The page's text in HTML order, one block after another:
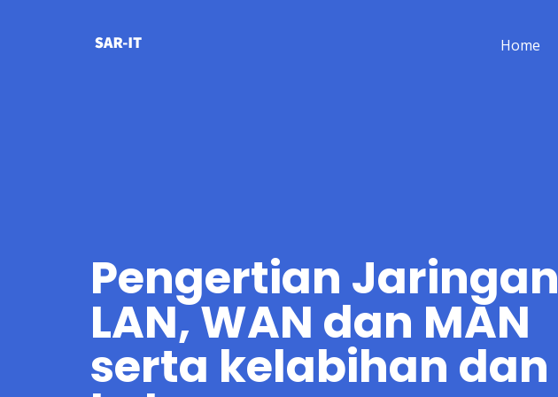
Home
Pengertian Jaringan
LAN, WAN dan MAN
serta kelabihan dan